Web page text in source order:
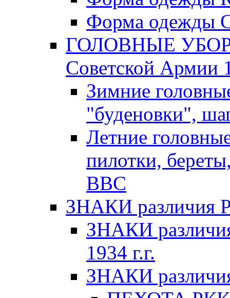
Форма одежды
ГОЛОВНЫЕ
Советской Армии
Зимние
"буденовки",
Летние
пилотки,
ВВС
ЗНАКИ различия
ЗНАКИ
1934 г.г.
ЗНАКИ